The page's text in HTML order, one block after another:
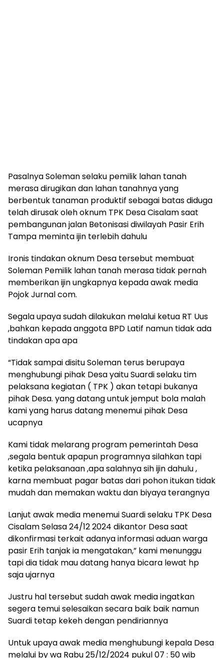
Pasalnya Soleman selaku pemilik lahan tanah
merasa dirugikan dan lahan tanahnya yang
berbentuk tanaman produktif sebagai batas diduga
telah dirusak oleh oknum TPK Desa Cisalam saat
pembangunan jalan Betonisasi diwilayah Pasir Erih
Tampa meminta ijin terlebih dahulu
Ironis tindakan oknum Desa tersebut membuat
Soleman Pemilik lahan tanah merasa tidak pernah
memberikan ijin ungkapnya kepada awak media
Pojok Jurnal com.
Segala upaya sudah dilakukan melalui ketua RT Uus
,bahkan kepada anggota BPD Latif namun tidak ada
tindakan apa apa
“Tidak sampai disitu Soleman terus berupaya
menghubungi pihak Desa yaitu Suardi selaku tim
pelaksana kegiatan ( TPK ) akan tetapi bukanya
pihak Desa. yang datang untuk jemput bola malah
kami yang harus datang menemui pihak Desa
ucapnya
Kami tidak melarang program pemerintah Desa
,segala bentuk apapun programnya silahkan tapi
ketika pelaksanaan ,apa salahnya sih ijin dahulu ,
karna membuat pagar batas dari pohon itukan tidak
mudah dan memakan waktu dan biyaya terangnya
Lanjut awak media menemui Suardi selaku TPK Desa
Cisalam Selasa 24/12 2024 dikantor Desa saat
dikonfirmasi terkait adanya informasi aduan warga
pasir Erih tanjak ia mengatakan,” kami menunggu
tapi dia tidak mau datang hanya bicara lewat hp
saja ujarnya
Justru hal tersebut sudah awak media ingatkan
segera temui selesaikan secara baik baik namun
Suardi tetap kekeh dengan pendiriannya
Untuk upaya awak media menghubungi kepala Desa
melalui by wa Rabu 25/12/2024 pukul 07 : 50 wib